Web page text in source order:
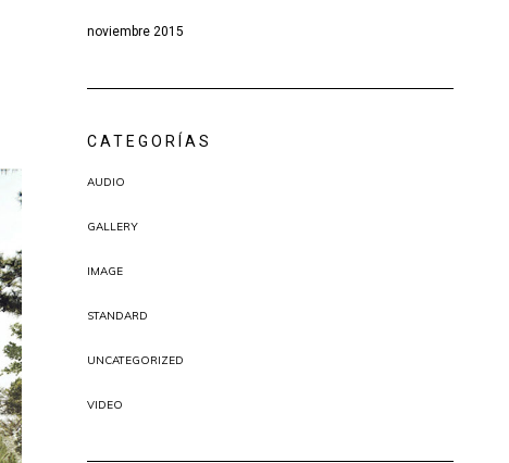
noviembre 2015
CATEGORÍAS
AUDIO
GALLERY
IMAGE
STANDARD
UNCATEGORIZED
VIDEO